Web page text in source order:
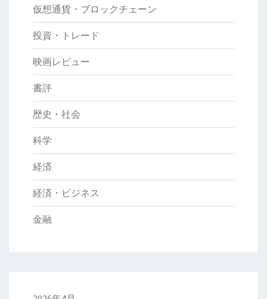
仮想通貨・ブロックチェーン
投資・トレード
映画レビュー
書評
歴史・社会
科学
経済
経済・ビジネス
金融